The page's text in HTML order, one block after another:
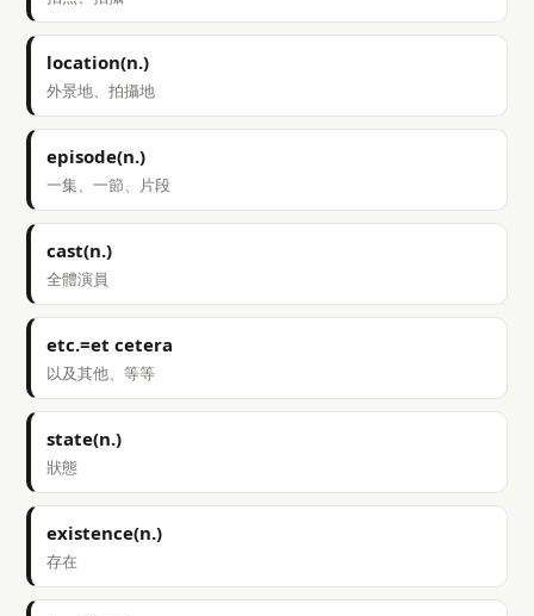
location(n.)
外景地、拍攝地
episode(n.)
一集、一節、片段
cast(n.)
全體演員
etc.=et cetera
以及其他、等等
state(n.)
狀態
existence(n.)
存在